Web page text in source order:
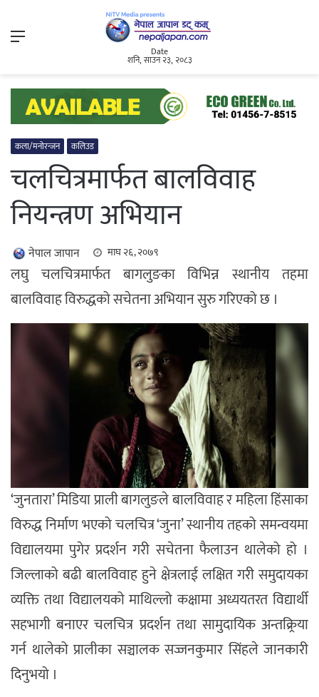
Menu
Date
शनि, साउन २३, २०८३
कला/मनोरन्जन कलिउड
चलचित्रमार्फत बालविवाह
नियन्त्रण अभियान
नेपाल जापान माघ २६, २०७९
लघु चलचित्रमार्फत बागलुङका विभिन्न स्थानीय तहमा
बालविवाह विरुद्धको सचेतना अभियान सुरु गरिएको छ ।
‘जुनतारा’ मिडिया प्राली बागलुङले बालविवाह र महिला हिंसाका
विरुद्ध निर्माण भएको चलचित्र ‘जुना’ स्थानीय तहको समन्वयमा
विद्यालयमा पुगेर प्रदर्शन गरी सचेतना फैलाउन थालेको हो ।
जिल्लाको बढी बालविवाह हुने क्षेत्रलाई लक्षित गरी समुदायका
व्यक्ति तथा विद्यालयको माथिल्लो कक्षामा अध्ययतरत विद्यार्थी
सहभागी बनाएर चलचित्र प्रदर्शन तथा सामुदायिक अन्तक्र्रिया
गर्न थालेको प्रालीका सञ्चालक सज्जनकुमार सिंहले जानकारी
दिनुभयो ।